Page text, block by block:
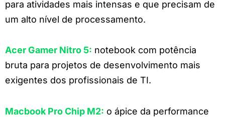
para atividades mais intensas e que precisam de
um alto nível de processamento.
Acer Gamer Nitro 5: notebook com potência
bruta para projetos de desenvolvimento mais
exigentes dos profissionais de TI.
Macbook Pro Chip M2: o ápice da performance